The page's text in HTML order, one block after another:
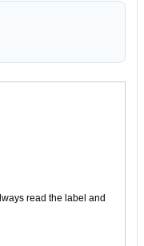
read the label and